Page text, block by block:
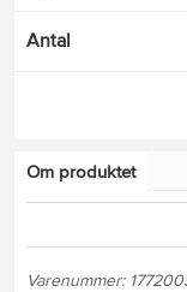
Antal
Om produktet
Varenummer: